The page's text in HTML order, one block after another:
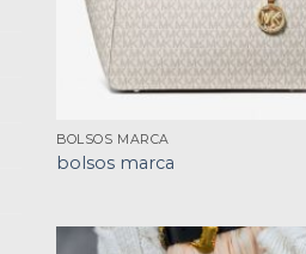
BOLSOS MARCA
bolsos marca